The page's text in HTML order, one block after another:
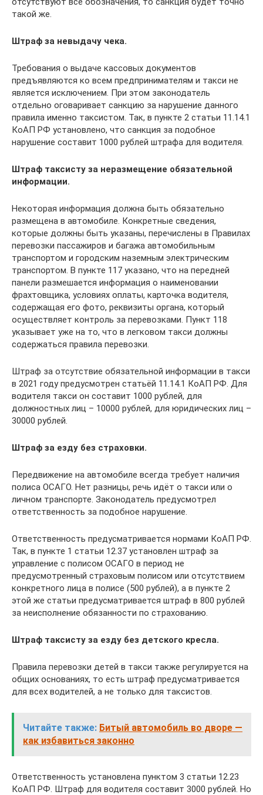
такой же.
Штраф за невыдачу чека.
Требования о выдаче кассовых документов
предъявляются ко всем предпринимателям и такси не
является исключением. При этом законодатель
отдельно оговаривает санкцию за нарушение данного
правила именно таксистом. Так, в пункте 2 статьи 11.14.1
КоАП РФ установлено, что санкция за подобное
нарушение составит 1000 рублей штрафа для водителя.
Штраф таксисту за неразмещение обязательной
информации.
Некоторая информация должна быть обязательно
размещена в автомобиле. Конкретные сведения,
которые должны быть указаны, перечислены в Правилах
перевозки пассажиров и багажа автомобильным
транспортом и городским наземным электрическим
транспортом. В пункте 117 указано, что на передней
панели размешается информация о наименовании
фрахтовщика, условиях оплаты, карточка водителя,
содержащая его фото, реквизиты органа, который
осуществляет контроль за перевозками. Пункт 118
указывает уже на то, что в легковом такси должны
содержаться правила перевозки.
Штраф за отсутствие обязательной информации в такси
в 2021 году предусмотрен статьёй 11.14.1 КоАП РФ. Для
водителя такси он составит 1000 рублей, для
должностных лиц – 10000 рублей, для юридических лиц –
30000 рублей.
Штраф за езду без страховки.
Передвижение на автомобиле всегда требует наличия
полиса ОСАГО. Нет разницы, речь идёт о такси или о
личном транспорте. Законодатель предусмотрел
ответственность за подобное нарушение.
Ответственность предусматривается нормами КоАП РФ.
Так, в пункте 1 статьи 12.37 установлен штраф за
управление с полисом ОСАГО в период не
предусмотренный страховым полисом или отсутствием
конкретного лица в полисе (500 рублей), а в пункте 2
этой же статьи предусматривается штраф в 800 рублей
за неисполнение обязанности по страхованию.
Штраф таксисту за езду без детского кресла.
Правила перевозки детей в такси также регулируется на
общих основаниях, то есть штраф предусматривается
для всех водителей, а не только для таксистов.
Читайте также: Битый автомобиль во дворе —
как избавиться законно
Ответственность установлена пунктом 3 статьи 12.23
КоАП РФ. Штраф для водителя составит 3000 рублей. Но